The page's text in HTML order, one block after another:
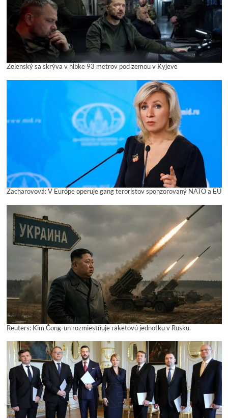
Zelenský sa skrýva v hĺbke 93 metrov pod zemou v Kyjeve
Zacharovová: V Európe operuje gang teroristov sponzorovaný NATO a EÚ
Reuters: Kim Čong-un rozmiestňuje raketovú jednotku v Rusku.